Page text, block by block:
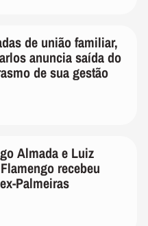
de união familiar,
anuncia saída do
de sua gestão
Almada e Luiz
recebeu
Palmeiras